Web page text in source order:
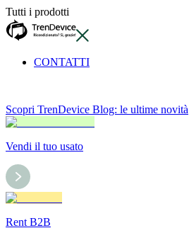
Tutti i prodotti
CONTATTI
Scopri TrenDevice Blog: le ultime novità
Vendi il tuo usato
Rent B2B